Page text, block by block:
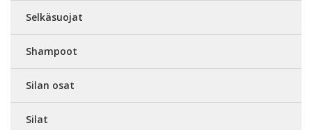
Selkäsuojat
Shampoot
Silan osat
Silat